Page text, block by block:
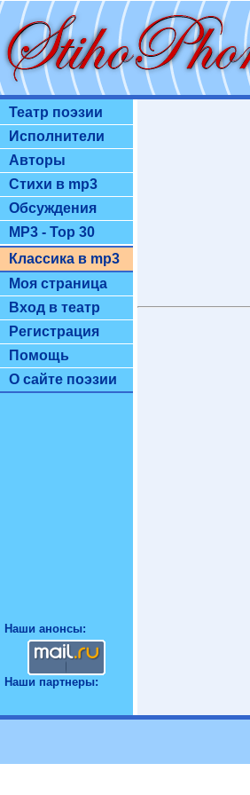
Театр поэзии
Исполнители
Авторы
Стихи в mp3
Обсуждения
MP3 - Top 30
Классика в mp3
Моя страница
Вход в театр
Регистрация
Помощь
О сайте поэзии
Наши анонсы:
Наши партнеры: